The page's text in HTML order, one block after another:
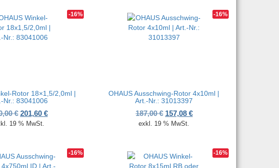
-16%
Rotor 18×1,5/2,0ml |
Nr.: 83041006
€ Ursprünglicher Preis war: 240,00 €
201,60 €Aktueller Preis ist: 201,60 €.
19 % MwSt.
-16%
OHAUS Ausschwing-Rotor 4x10ml |
Art.-Nr.: 31013397
187,00€ Ursprünglicher Preis war: 187,00
157,08 €Aktueller Preis ist:
exkl. 19 % MwSt.
-16% -16%